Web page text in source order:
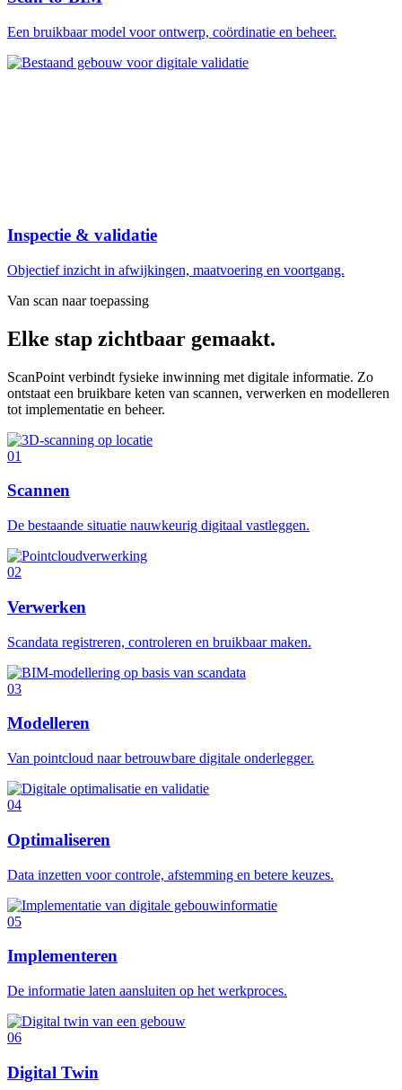
Een bruikbaar model voor ontwerp, coördinatie en beheer.
Inspectie & validatie
Objectief inzicht in afwijkingen, maatvoering en voortgang.
Van scan naar toepassing
Elke stap zichtbaar gemaakt.
ScanPoint verbindt fysieke inwinning met digitale informatie. Zo
ontstaat een bruikbare keten van scannen, verwerken en modelleren
tot implementatie en beheer.
01
Scannen
De bestaande situatie nauwkeurig digitaal vastleggen.
02
Verwerken
Scandata registreren, controleren en bruikbaar maken.
03
Modelleren
Van pointcloud naar betrouwbare digitale onderlegger.
04
Optimaliseren
Data inzetten voor controle, afstemming en betere keuzes.
05
Implementeren
De informatie laten aansluiten op het werkproces.
06
Digital Twin